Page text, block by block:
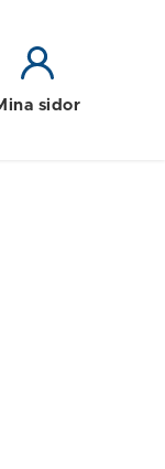
sidor